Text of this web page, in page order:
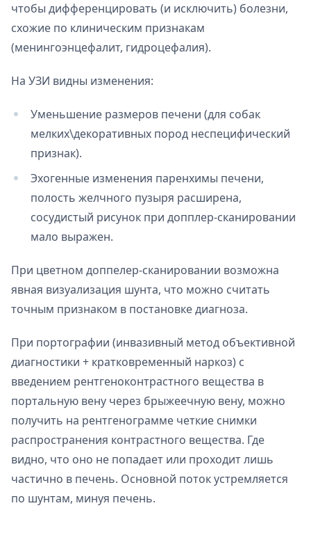
чтобы дифференцировать (и исключить) болезни,
схожие по клиническим признакам
(менингоэнцефалит, гидроцефалия).
На УЗИ видны изменения:
Уменьшение размеров печени (для собак
мелких\декоративных пород неспецифический
признак).
Эхогенные изменения паренхимы печени,
полость желчного пузыря расширена,
сосудистый рисунок при допплер-сканировании
мало выражен.
При цветном доппелер-сканировании возможна
явная визуализация шунта, что можно считать
точным признаком в постановке диагноза.
При портографии (инвазивный метод объективной
диагностики + кратковременный наркоз) с
введением рентгеноконтрастного вещества в
портальную вену через брыжеечную вену, можно
получить на рентгенограмме четкие снимки
распространения контрастного вещества. Где
видно, что оно не попадает или проходит лишь
частично в печень. Основной поток устремляется
по шунтам, минуя печень.